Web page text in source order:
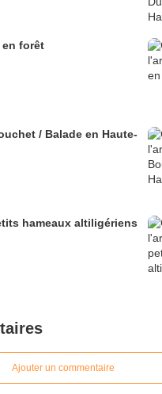
en forêt
/ Balade en Haute-
hameaux altiligériens
Ajouter un commentaire